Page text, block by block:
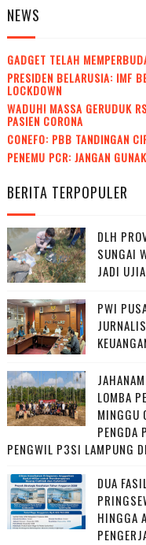
NEWS
GADGET TELAH
PRESIDEN BELARUSIA: IMF
LOCKDOWN
WADUH! MASSA GERUDUK
PASIEN CORONA
CONEFO: PBB TANDINGAN
PENEMU PCR: JANGAN
BERITA TERPOPULER
DLH
SUNGAI
JADI
PWI
LOMBA
MINGGU
PENGDA
PENGWIL P3SI LAMPUNG
DUA
HINGGA